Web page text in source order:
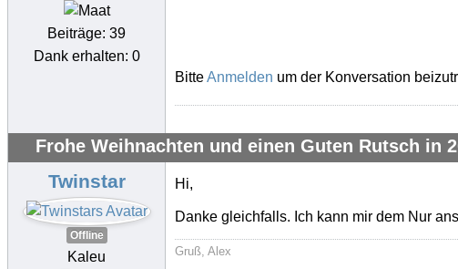
Beiträge: 39
Dank erhalten: 0
BitteAnmelden um der Konversation
Frohe Weihnachten und einen Guten Rutsch in
Twinstar
Offline
Kaleu
Hi,
Danke gleichfalls. Ich kann mir dem Nur
Gruß, Alex